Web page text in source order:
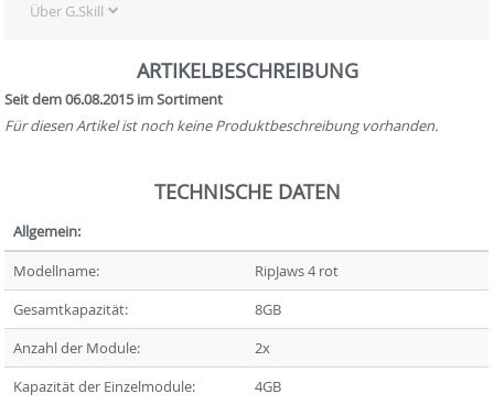
Über G.Skill
ARTIKELBESCHREIBUNG
Seit dem 06.08.2015 im Sortiment
Für diesen Artikel ist noch keine Produktbeschreibung vorhanden.
TECHNISCHE DATEN
Allgemein:
Modellname:
RipJaws 4 rot
Gesamtkapazität:
8GB
Anzahl der Module:
2x
Kapazität der Einzelmodule:
4GB